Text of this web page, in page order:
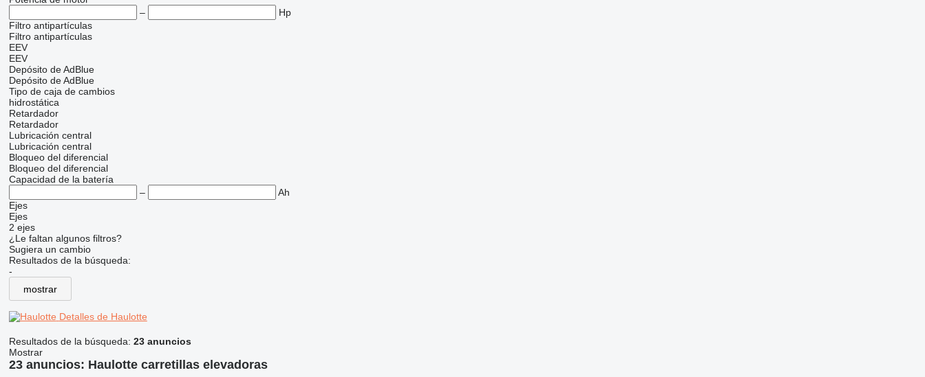
–
Hp
Filtro antipartículas
Filtro antipartículas
EEV
EEV
Depósito de AdBlue
Depósito de AdBlue
Tipo de caja de cambios
hidrostática
Retardador
Retardador
Lubricación central
Lubricación central
Bloqueo del diferencial
Bloqueo del diferencial
Capacidad de la batería
–
Ah
Ejes
Ejes
2 ejes
¿Le faltan algunos filtros?
Sugiera un cambio
Resultados de la búsqueda:
-
mostrar
Detalles de Haulotte
Resultados de la búsqueda: 23 anuncios
Mostrar
23 anuncios: Haulotte carretillas elevadoras